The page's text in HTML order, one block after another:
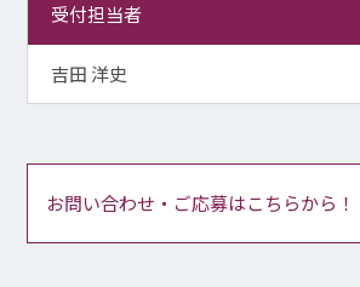
受付担当者
吉田 洋史
お問い合わせ・ご応募はこちらから！